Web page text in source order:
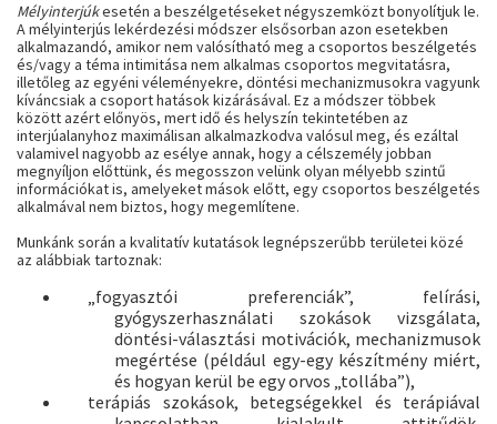
Mélyinterjúkesetén a beszélgetéseket négyszemközt bonyolítjuk le.
A mélyinterjús lekérdezési módszer elsősorban azon esetekben
alkalmazandó, amikor nem valósítható meg a csoportos beszélgetés
és/vagy a téma intimitása nem alkalmas csoportos megvitatásra,
illetőleg az egyéni véleményekre, döntési mechanizmusokra vagyunk
kíváncsiak a csoport hatások kizárásával. Ez a módszer többek
között azért előnyös, mert idő és helyszín tekintetében az
interjúalanyhoz maximálisan alkalmazkodva valósul meg, és ezáltal
valamivel nagyobb az esélye annak, hogy a célszemély jobban
megnyíljon előttünk, és megosszon velünk olyan mélyebb szintű
információkat is, amelyeket mások előtt, egy csoportos beszélgetés
alkalmával nem biztos, hogy megemlítene.
Munkánk során a kvalitatív kutatások legnépszerűbb területei közé
az alábbiak tartoznak:
„fogyasztói preferenciák”, felírási,
gyógyszerhasználati szokások vizsgálata,
döntési-választási motivációk, mechanizmusok
megértése (például egy-egy készítmény miért,
és hogyan kerül be egy orvos „tollába”),
terápiás szokások, betegségekkel és terápiával